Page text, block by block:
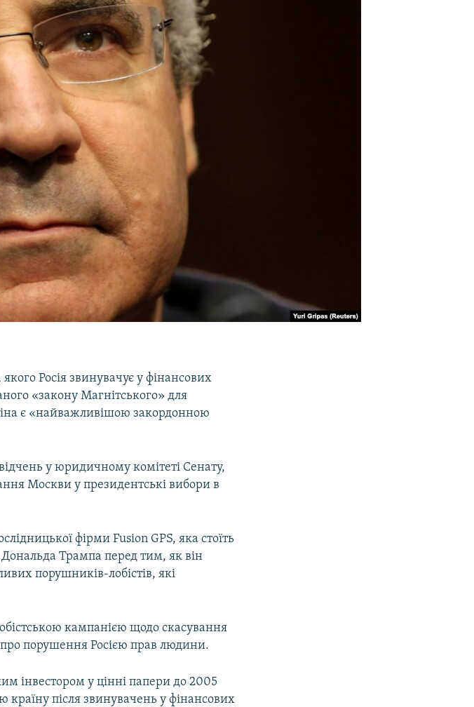
Росія звинувачує у фінансових
«закону Магнітського» для
є «найважливішою закордонною
у юридичному комітеті Сенату,
Москви у президентські вибори в
фірми Fusion GPS, яка стоїть
Трампа перед тим, як він
порушників-лобістів, які
кампанією щодо скасування
порушення Росією прав людини.
інвестором у цінні папери до 2005
після звинувачень у фінансових